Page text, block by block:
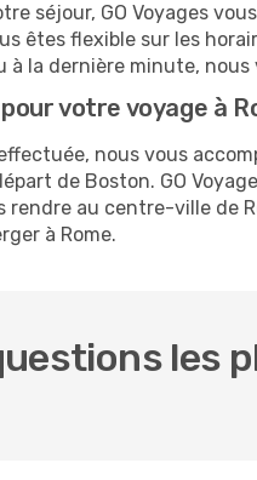
séjour, GO Voyages
êtes flexible sur les
à la dernière minute,
votre voyage à
nous vous
de Boston. GO
rendre au centre-ville de
à Rome.
les